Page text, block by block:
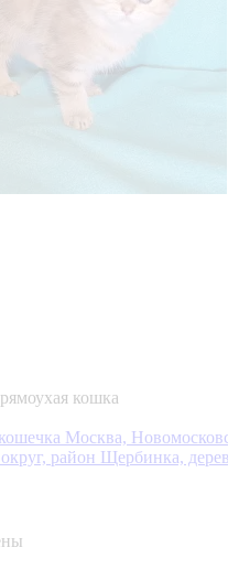
кошка
Москва,
район Щербинка,